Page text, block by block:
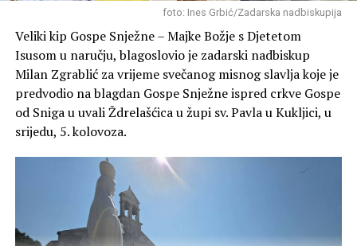
tada postaje spreman za veliko poslanje.
Članovi Lovačkog društva “Diana” redovito obilaze i
grade pojilišta za divljač u svojim lovištima (poput
Blatskog gaja, Novigrada, Škabrnje o ostalih lokacija)
kako bi životinjama osigurali svježu vodu tijekom ljetnih
suša i kako bi se zaštitilo njihovo stanište.
foto: Ines Grbić/Zadarska nadbiskupija
Veliki kip Gospe Snježne – Majke Božje s Djetetom
Isusom u naručju, blagoslovio je zadarski nadbiskup
Milan Zgrablić za vrijeme svečanog misnog slavlja koje je
predvodio na blagdan Gospe Snježne ispred crkve Gospe
od Sniga u uvali Ždrelašćica u župi sv. Pavla u Kukljici, u
srijedu, 5. kolovoza.